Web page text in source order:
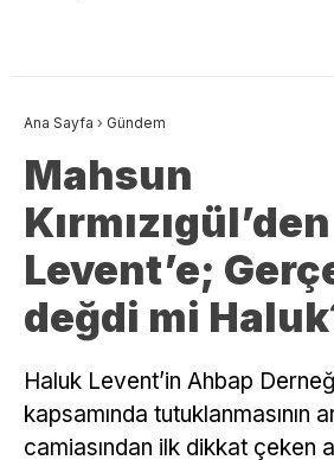
Ana Sayfa › Gündem
Mahsun
Levent’e;
değdi mi
Haluk Levent’in Ahbap
kapsamında tutuklanmasının
camiasından ilk dikkat çeken